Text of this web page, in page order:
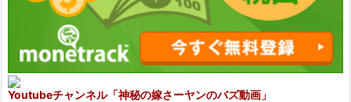
Youtubeチャンネル「神秘の嫁さーヤンのバズ動画」